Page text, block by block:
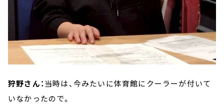
狩野さん： 当時は、今みたいに体育館にクーラーが付いて
いなかったので。